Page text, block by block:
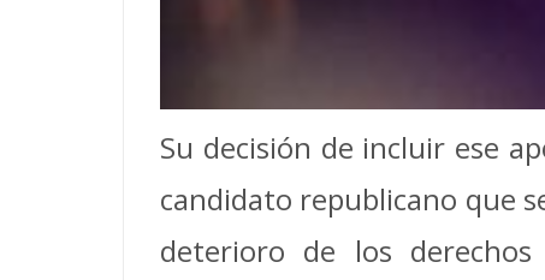
Su decisión de incluir ese
candidato republicano que
deterioro de los